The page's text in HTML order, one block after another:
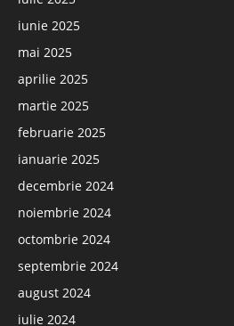
iunie 2025
mai 2025
aprilie 2025
martie 2025
februarie 2025
ianuarie 2025
decembrie 2024
noiembrie 2024
octombrie 2024
septembrie 2024
august 2024
iulie 2024